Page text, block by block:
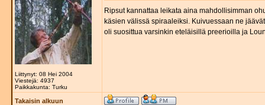
Liittynyt: 08 Hei 2004
Viestejä: 4937
Paikkakunta: Turku
Ripsut kannattaa leikata aina mahdollisimman
käsien välissä spiraaleiksi. Kuivuessaan ne
oli suosittua varsinkin eteläisillä preerioilla ja
Takaisin alkuun